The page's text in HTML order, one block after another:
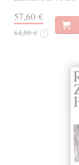
57,60 €
64,00 € ?